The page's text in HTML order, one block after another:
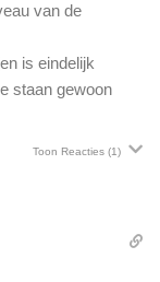
van de
is eindelijk
staan gewoon
Toon Reacties (1)